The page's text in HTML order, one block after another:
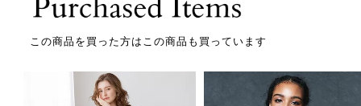
この商品を買った方はこの商品も買っています